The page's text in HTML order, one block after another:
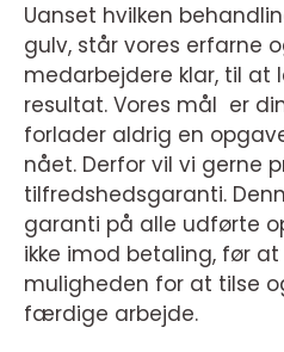
Uanset hvilken
gulv, står vores erfarne
medarbejdere klar, til at
resultat. Vores mål er
forlader aldrig en
nået. Derfor vil vi gerne
tilfredshedsgaranti.
garanti på alle udførte
ikke imod betaling, før
muligheden for at tilse
færdige arbejde.